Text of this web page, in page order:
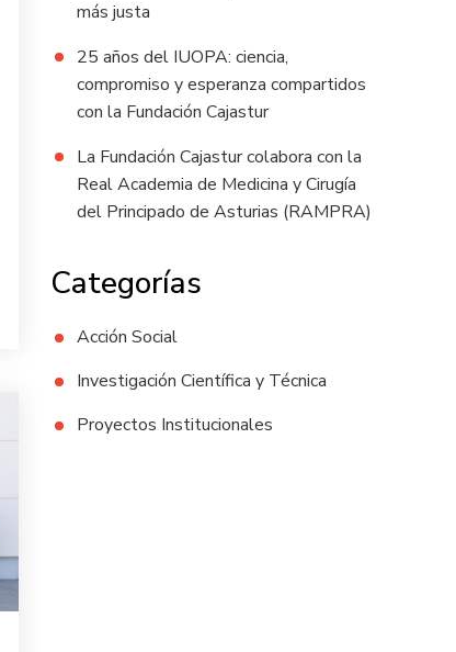
más justa
25 años del IUOPA: ciencia,
compromiso y esperanza compartidos
con la Fundación Cajastur
La Fundación Cajastur colabora con la
Real Academia de Medicina y Cirugía
del Principado de Asturias (RAMPRA)
Categorías
Acción Social
Investigación Científica y Técnica
Proyectos Institucionales